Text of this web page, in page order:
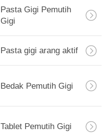
Pasta Gigi Pemutih
Gigi
Pasta gigi arang aktif
Bedak Pemutih Gigi
Tablet Pemutih Gigi